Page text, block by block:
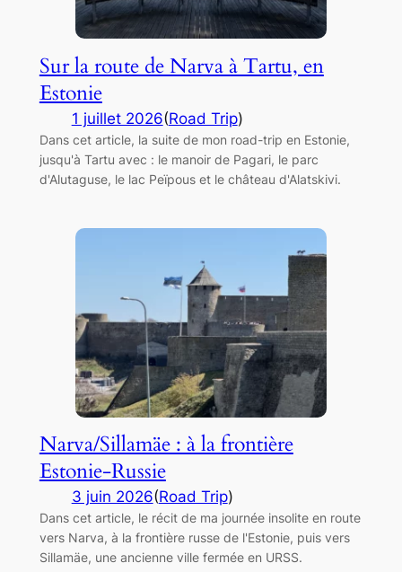
Sur la route de Narva à Tartu, en
Estonie
1 juillet 2026(Road Trip)
Dans cet article, la suite de mon road-trip en Estonie,
jusqu'à Tartu avec : le manoir de Pagari, le parc
d'Alutaguse, le lac Peïpous et le château d'Alatskivi.
Narva/Sillamäe : à la frontière
Estonie-Russie
3 juin 2026(Road Trip)
Dans cet article, le récit de ma journée insolite en route
vers Narva, à la frontière russe de l'Estonie, puis vers
Sillamäe, une ancienne ville fermée en URSS.